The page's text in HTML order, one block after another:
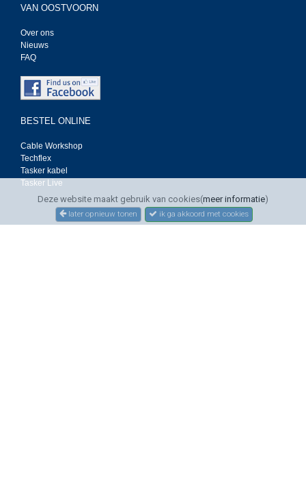
Deze website maakt gebruik van cookies(meer informatie)
later opnieuw tonen ik ga akkoord met cookies
VAN OOSTVOORN
Over ons
Nieuws
FAQ
BESTEL ONLINE
Cable Workshop
Techflex
Tasker kabel
Tasker Live